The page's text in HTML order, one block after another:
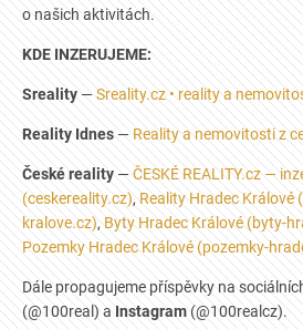
o našich aktivitách.
KDE INZERUJEME:
Sreality—Sreality.cz • reality a
Reality Idnes—Reality a nemovitosti z
České reality—ČESKÉ REALITY.cz —
(ceskereality.cz),Reality Hradec Králové
kralove.cz),Byty Hradec Králové (byty-
Pozemky Hradec Králové (pozemky-
Dále propagujeme příspěvky na
(@100real) aInstagram(@100realcz).